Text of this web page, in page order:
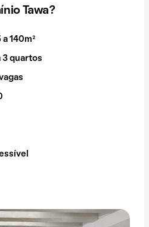
Tawa?
140m²
3 quartos